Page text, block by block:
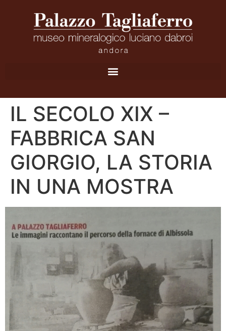
IL SECOLO XIX –
FABBRICA SAN
GIORGIO, LA STORIA
IN UNA MOSTRA